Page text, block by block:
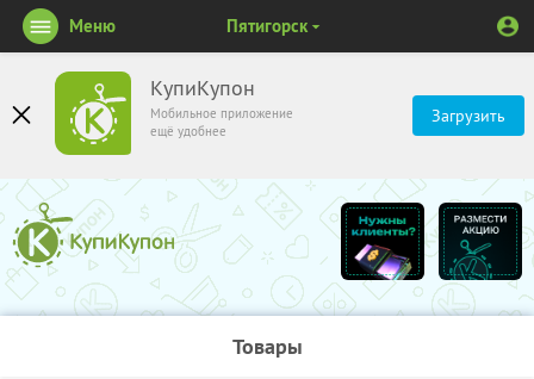
КупиКупон
Мобильное приложение
ещё удобнее
Загрузить
Меню Пятигорск
Товары